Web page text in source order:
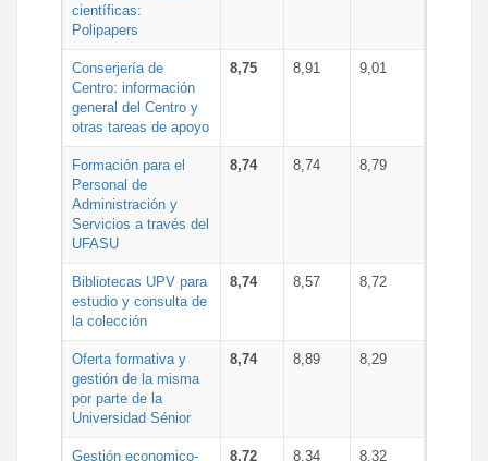
científicas:
Polipapers
Conserjería de
Centro: información
general del Centro y
otras tareas de apoyo
8,75 8,91 9,01
Formación para el
Personal de
Administración y
Servicios a través del
UFASU
8,74 8,74 8,79
Bibliotecas UPV para
estudio y consulta de
la colección
8,74 8,57 8,72
Oferta formativa y
gestión de la misma
por parte de la
Universidad Sénior
8,74 8,89 8,29
Gestión economico- 8,72 8,34 8,32